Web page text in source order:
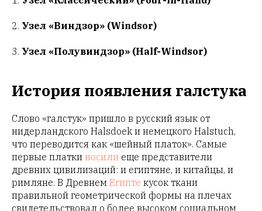
2. Узел «Виндзор» (Windsor)
3. Узел «Полувиндзор» (Half-Windsor)
История появления галстука
Слово «галстук» пришло в русский язык от
нидерландского Halsdoek и немецкого Halstuch,
что переводится как «шейный платок». Самые
первые платки носили еще представители
древних цивилизаций: и египтяне, и китайцы, и
римляне. В Древнем Египте кусок ткани
правильной геометрической формы на плечах
свидетельствовал о более высоком социальном